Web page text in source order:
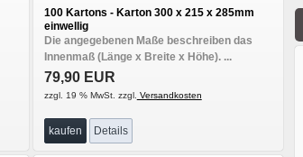
100 Kartons - Karton 300 x 215 x 285mm
einwellig
Die angegebenen Maße beschreiben das
Innenmaß (Länge x Breite x Höhe). ...
79,90 EUR
zzgl. 19 % MwSt. zzgl. Versandkosten
kaufen Details